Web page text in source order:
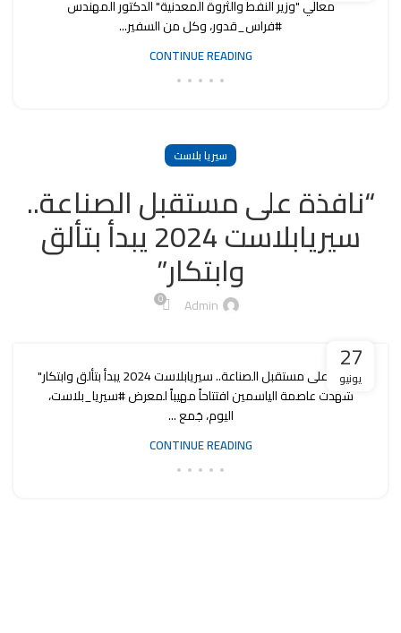
معالي "وزير النفط والثروة المعدنية" الدكتور المهندس
#فراس_قدور، وكل من السفير...
CONTINUE READING
سيريا بلاست
“نافذة على مستقبل الصناعة..
سيريابلاست 2024 يبدأ بتألق
وابتكار”
Admin
0
27
يونيو
"نافذة على مستقبل الصناعة.. سيريابلاست 2024 يبدأ بتألق وابتكار"
شهدت عاصمة الياسمين افتتاحاً مهيباً لمعرض #سيريا_بلاست،
اليوم، جَمع ...
CONTINUE READING